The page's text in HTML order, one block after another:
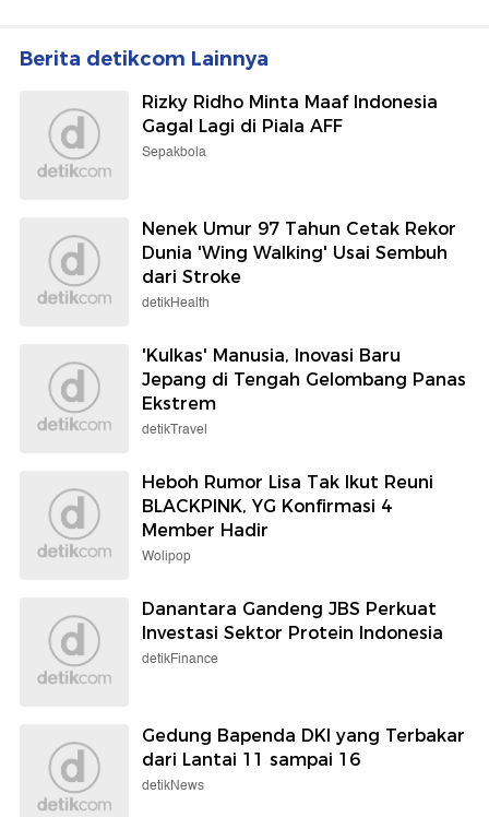
Berita detikcom Lainnya
Rizky Ridho Minta Maaf Indonesia
Gagal Lagi di Piala AFF
Sepakbola
Nenek Umur 97 Tahun Cetak Rekor
Dunia 'Wing Walking' Usai Sembuh
dari Stroke
detikHealth
'Kulkas' Manusia, Inovasi Baru
Jepang di Tengah Gelombang Panas
Ekstrem
detikTravel
Heboh Rumor Lisa Tak Ikut Reuni
BLACKPINK, YG Konfirmasi 4
Member Hadir
Wolipop
Danantara Gandeng JBS Perkuat
Investasi Sektor Protein Indonesia
detikFinance
Gedung Bapenda DKI yang Terbakar
dari Lantai 11 sampai 16
detikNews